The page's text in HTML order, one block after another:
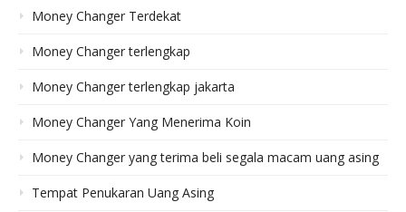
Money Changer Terdekat
Money Changer terlengkap
Money Changer terlengkap jakarta
Money Changer Yang Menerima Koin
Money Changer yang terima beli segala macam uang asing
Tempat Penukaran Uang Asing